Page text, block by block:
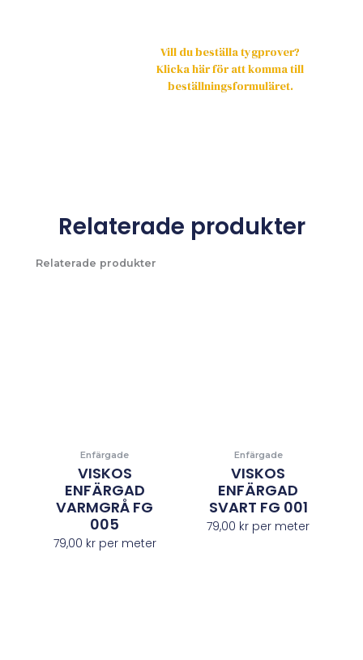
Vill du beställa tygprover?
Klicka här för att komma till
beställningsformuläret.
Relaterade produkter
Relaterade produkter
Enfärgade
VISKOS
ENFÄRGAD
VARMGRÅ FG
005
79,00 krper meter
Enfärgade
VISKOS
ENFÄRGAD
SVART FG 001
79,00 kr per meter